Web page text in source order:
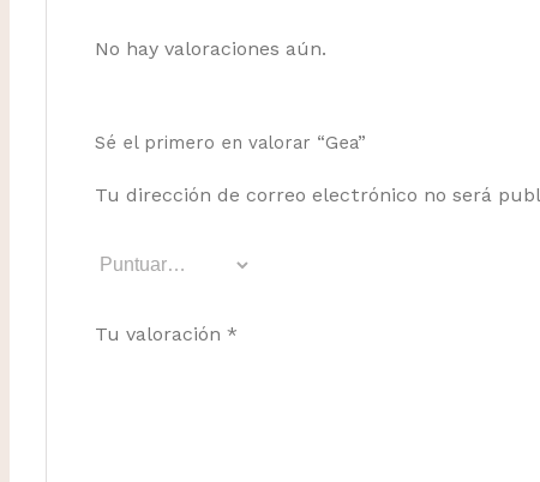
No hay valoraciones aún.
Sé el primero en valorar “Gea”
Tu dirección de correo electrónico no será
Tu valoración *